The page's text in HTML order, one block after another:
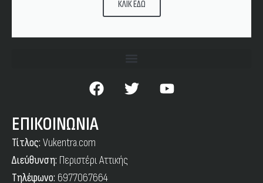
ΚΛΙΚ ΕΔΩ
ΕΠΙΚΟΙΝΩΝΙΑ
Τίτλος: Vukentra.com
Διεύθυνση: Περιστέρι Αττικής
Τηλέφωνο: 6977067664